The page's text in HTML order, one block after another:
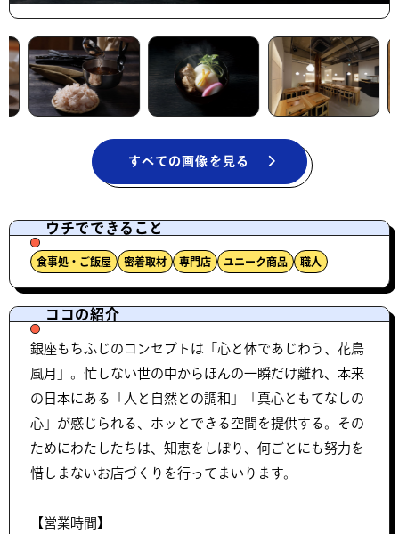
すべての画像を見る
ウチでできること
食事処・ご飯屋 密着取材 専門店 ユニーク商品 職人
ココの紹介
銀座もちふじのコンセプトは「心と体であじわう、花鳥
風月」。忙しない世の中からほんの一瞬だけ離れ、本来
の日本にある「人と自然との調和」「真心ともてなしの
心」が感じられる、ホッとできる空間を提供する。その
ためにわたしたちは、知恵をしぼり、何ごとにも努力を
惜しまないお店づくりを行ってまいります。
【営業時間】